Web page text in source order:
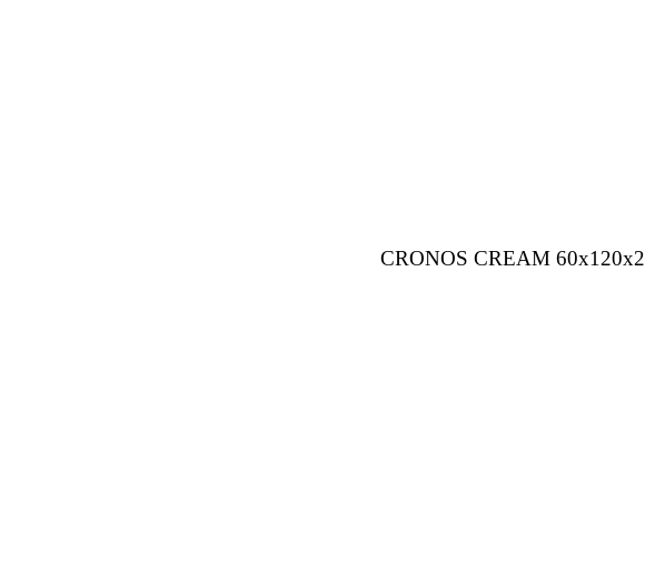
CRONOS CREAM 60x120x2